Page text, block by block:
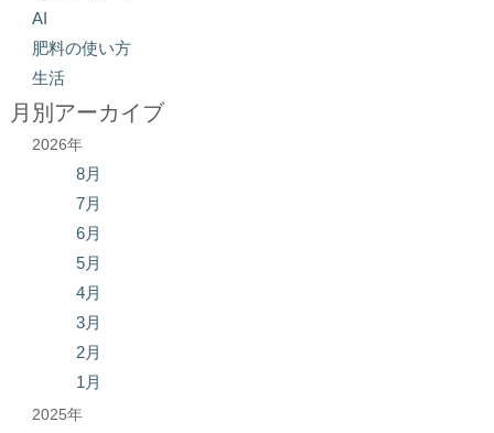
AI
肥料の使い方
生活
月別アーカイブ
2026年
8月
7月
6月
5月
4月
3月
2月
1月
2025年